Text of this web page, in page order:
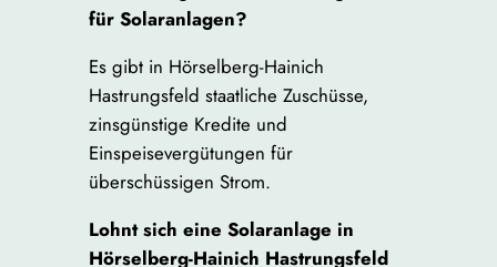
für Solaranlagen?
Es gibt in Hörselberg-Hainich
Hastrungsfeld staatliche Zuschüsse,
zinsgünstige Kredite und
Einspeisevergütungen für
überschüssigen Strom.
Lohnt sich eine Solaranlage in
Hörselberg-Hainich Hastrungsfeld